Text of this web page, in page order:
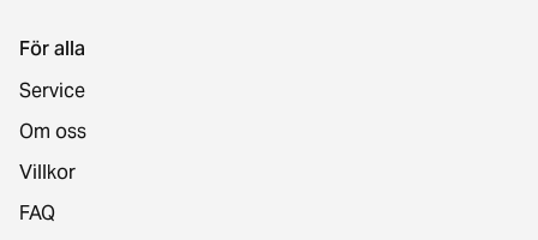
För alla
Service
Om oss
Villkor
FAQ